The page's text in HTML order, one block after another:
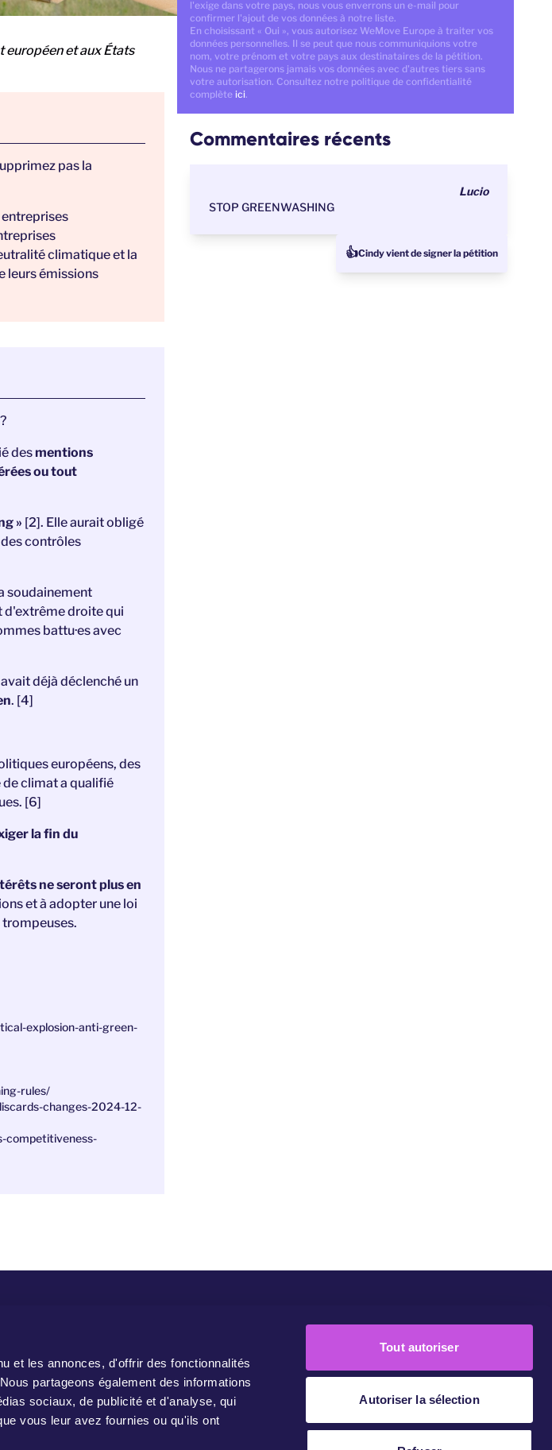
et les annonces, d'offrir des fonctionnalités
partageons également des informations
sociaux, de publicité et d'analyse, qui
vous leur avez fournies ou qu'ils ont
Tout autoriser
Autoriser la sélection
européen et aux États
pas la
climatique et la
leurs émissions
desmentions
ou tout
» [2]. Elle aurait obligé
contrôles
soudainement
d'extrême droite qui
battu·es avec
déjà déclenché un
. [4]
européens, des
de climat a qualifié
[6]
la fin du
ne seront plus en
et à adopter une loi
trompeuses.
explosion-anti-green-
rules/
changes-2024-12-
competitiveness-
l'exige dans votre pays, nous vous enverrons un e-mail pour
confirmer l'ajout de vos données à notre liste.
En choisissant « Oui », vous autorisez WeMove Europe à traiter vos
données personnelles. Il se peut que nous communiquions votre
nom, votre prénom et votre pays aux destinataires de la pétition.
Nous ne partagerons jamais vos données avec d'autres tiers sans
votre autorisation. Consultez notre politique de confidentialité
complète ici.
Commentaires récents
Lucio
STOP GREENWASHING
👍Cindy vient de signer la pétition